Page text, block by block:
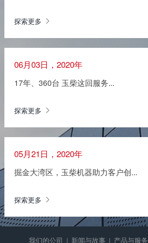
探索更多
06月03日，2020年
17年、360台 玉柴这回服务...
探索更多
05月21日，2020年
掘金大湾区，玉柴机器助力客户创...
探索更多
我们的公司 | 新闻与故事 | 产品与服务